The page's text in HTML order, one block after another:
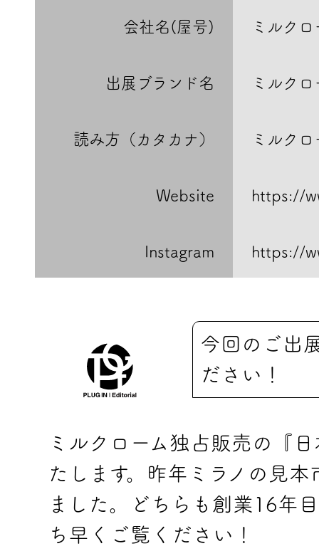
会社名(屋号) ミルクロ
出展ブランド名 ミルクロ
読み方（カタカナ） ミルクロ
Website https://
Instagram https://
今回のご出
ださい！
ミルクローム独占販売の『
たします。昨年ミラノの見
ました。どちらも創業16年
ち早くご覧ください！